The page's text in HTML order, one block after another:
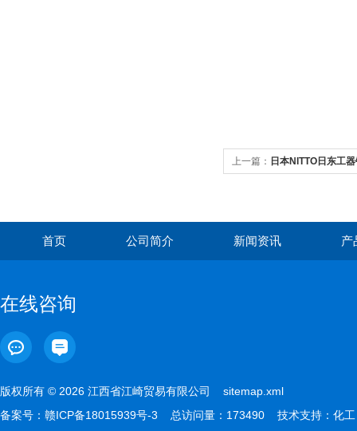
上一篇： 日本NITTO日东工
首页 公司简介 新闻资讯 产
在线咨询
版权所有 © 2026 江西省江崎贸易有限公司 sitemap.xml
备案号： 赣ICP备18015939号-3 总访问量：173490 技术支持： 化工